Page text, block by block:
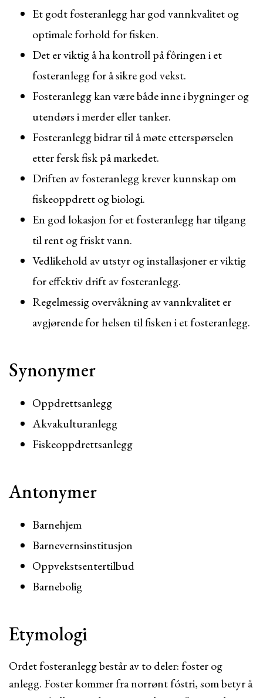
Et godt fosteranlegg har god vannkvalitet og
optimale forhold for fisken.
Det er viktig å ha kontroll på fôringen i et
fosteranlegg for å sikre god vekst.
Fosteranlegg kan være både inne i bygninger og
utendørs i merder eller tanker.
Fosteranlegg bidrar til å møte etterspørselen
etter fersk fisk på markedet.
Driften av fosteranlegg krever kunnskap om
fiskeoppdrett og biologi.
En god lokasjon for et fosteranlegg har tilgang
til rent og friskt vann.
Vedlikehold av utstyr og installasjoner er viktig
for effektiv drift av fosteranlegg.
Regelmessig overvåkning av vannkvalitet er
avgjørende for helsen til fisken i et fosteranlegg.
Synonymer
Oppdrettsanlegg
Akvakulturanlegg
Fiskeoppdrettsanlegg
Antonymer
Barnehjem
Barnevernsinstitusjon
Oppvekstsentertilbud
Barnebolig
Etymologi
Ordet fosteranlegg består av to deler: foster og
anlegg. Foster kommer fra norrønt fóstri, som betyr å